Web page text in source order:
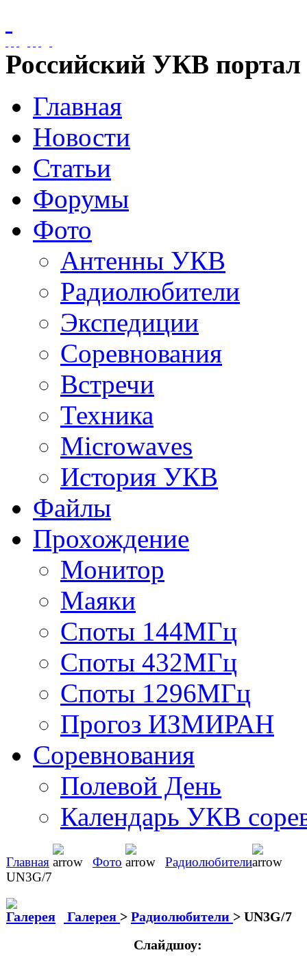
Российский УКВ портал
Главная
Новости
Статьи
Форумы
Фото
Антенны УКВ
Радиолюбители
Экспедиции
Соревнования
Встречи
Техника
Microwaves
История УКВ
Файлы
Прохождение
Монитор
Маяки
Споты 144МГц
Споты 432МГц
Споты 1296МГц
Прогоз ИЗМИРАН
Соревнования
Полевой День
Календарь УКВ
Главная Фото
Радиолюбители
UN3G/7
Галерея > Радиолюбители > UN3G/7
Слайдшоу: